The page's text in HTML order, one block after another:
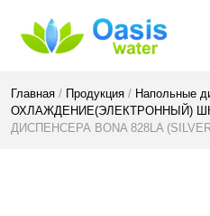
Главная / Продукция / Напольные
ОХЛАЖДЕНИЕ(ЭЛЕКТРОННЫЙ)
ДИСПЕНСЕРА BONA 828LA